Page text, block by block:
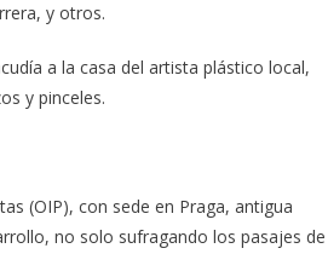
y otros.
a la casa del artista plástico local,
y pinceles.
(OIP), con sede en Praga, antigua
no solo sufragando los pasajes de